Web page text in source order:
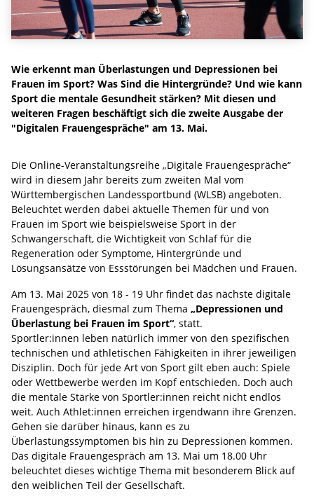
Wie erkennt man Überlastungen und Depressionen bei
Frauen im Sport? Was Sind die Hintergründe? Und wie kann
Sport die mentale Gesundheit stärken? Mit diesen und
weiteren Fragen beschäftigt sich die zweite Ausgabe der
"Digitalen Frauengespräche" am 13. Mai.
Die Online-Veranstaltungsreihe „Digitale Frauengespräche“
wird in diesem Jahr bereits zum zweiten Mal vom
Württembergischen Landessportbund (WLSB) angeboten.
Beleuchtet werden dabei aktuelle Themen für und von
Frauen im Sport wie beispielsweise Sport in der
Schwangerschaft, die Wichtigkeit von Schlaf für die
Regeneration oder Symptome, Hintergründe und
Lösungsansätze von Essstörungen bei Mädchen und Frauen.
Am 13. Mai 2025 von 18 - 19 Uhr findet das nächste digitale
Frauengespräch, diesmal zum Thema „Depressionen und
Überlastung bei Frauen im Sport“, statt.
Sportler:innen leben natürlich immer von den spezifischen
technischen und athletischen Fähigkeiten in ihrer jeweiligen
Disziplin. Doch für jede Art von Sport gilt eben auch: Spiele
oder Wettbewerbe werden im Kopf entschieden. Doch auch
die mentale Stärke von Sportler:innen reicht nicht endlos
weit. Auch Athlet:innen erreichen irgendwann ihre Grenzen.
Gehen sie darüber hinaus, kann es zu
Überlastungssymptomen bis hin zu Depressionen kommen.
Das digitale Frauengespräch am 13. Mai um 18.00 Uhr
beleuchtet dieses wichtige Thema mit besonderem Blick auf
den weiblichen Teil der Gesellschaft.